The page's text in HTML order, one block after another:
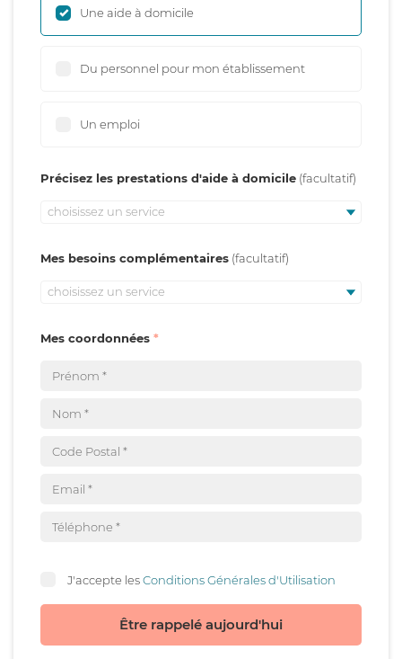
Une aide à domicile
Du personnel pour mon établissement
Un emploi
Précisez les prestations d'aide à domicile
choisissez un service
Mes besoins complémentaires
choisissez un service
Mes coordonnées
J'accepte lesConditions Générales d'Utilisation
Être rappelé aujourd'hui